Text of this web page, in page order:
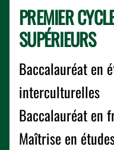
PREMIER
SUPÉRIEURS
Baccalauréat en
interculturelles
Baccalauréat en
Maîtrise en